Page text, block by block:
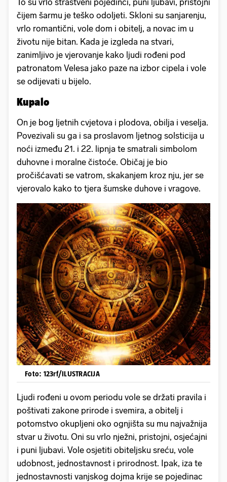
čijem šarmu je teško odoljeti. Skloni su sanjarenju,
vrlo romantični, vole dom i obitelj, a novac im u
životu nije bitan. Kada je izgleda na stvari,
zanimljivo je vjerovanje kako ljudi rođeni pod
patronatom Velesa jako paze na izbor cipela i vole
se odijevati u bijelo.
Kupalo
On je bog ljetnih cvjetova i plodova, obilja i veselja.
Povezivali su ga i sa proslavom ljetnog solsticija u
noći između 21. i 22. lipnja te smatrali simbolom
duhovne i moralne čistoće. Običaj je bio
pročišćavati se vatrom, skakanjem kroz nju, jer se
vjerovalo kako to tjera šumske duhove i vragove.
Foto: 123rf/ILUSTRACIJA
Ljudi rođeni u ovom periodu vole se držati pravila i
poštivati zakone prirode i svemira, a obitelj i
potomstvo okupljeni oko ognjišta su mu najvažnija
stvar u životu. Oni su vrlo nježni, pristojni, osjećajni
i puni ljubavi. Vole osjetiti obiteljsku sreću, vole
udobnost, jednostavnost i prirodnost. Ipak, iza te
jednostavnosti vanjskog dojma krije se pojedinac